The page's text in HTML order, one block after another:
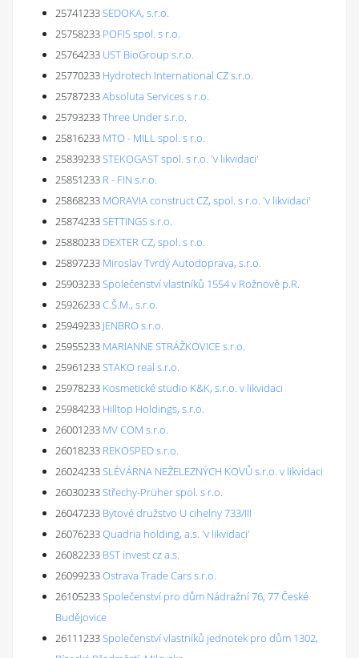
25741233SEDOKA, s.r.o.
25758233 POFIS spol. s r.o.
25764233 UST BioGroup s.r.o.
25770233 Hydrotech International CZ s.r.o.
25787233Absoluta Services s r.o.
25793233Three Under s.r.o.
25816233 MTO - MILL spol. s r.o.
25839233STEKOGAST spol. s r.o. 'v likvidaci'
25851233 R - FIN s.r.o.
25868233 MORAVIA construct CZ, spol. s r.o. 'v likvidaci'
25874233SETTINGS s.r.o.
25880233 DEXTER CZ, spol. s r.o.
25897233 Miroslav Tvrdý Autodoprava, s.r.o.
25903233Společenství vlastníků 1554 v Rožnově p.R.
25926233C.Š.M., s.r.o.
25949233 JENBRO s.r.o.
25955233 MARIANNE STRÁŽKOVICE s.r.o.
25961233STAKO real s.r.o.
25978233 Kosmetické studio K&K, s.r.o. v likvidaci
25984233 Hilltop Holdings, s.r.o.
26001233 MV COM s.r.o.
26018233 REKOSPED s.r.o.
26024233SLÉVÁRNA NEŽELEZNÝCH KOVŮ s.r.o. v likvidaci
26030233Střechy-Prüher spol. s r.o.
26047233 Bytové družstvo U cihelny 733/III
26076233Quadria holding, a.s. 'v likvidaci'
26082233 BST invest cz a.s.
26099233Ostrava Trade Cars s.r.o.
26105233Společenství pro dům Nádražní 76, 77 České
Budějovice
26111233Společenství vlastníků jednotek pro dům 1302,